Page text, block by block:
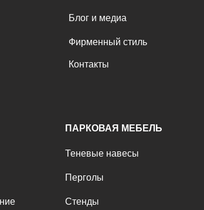
Блог и медиа
Фирменный стиль
Контакты
ПАРКОВАЯ МЕБЕЛЬ
Теневые навесы
Перголы
Стенды